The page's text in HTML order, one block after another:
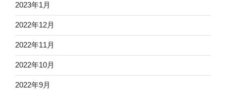
2023年1月
2022年12月
2022年11月
2022年10月
2022年9月